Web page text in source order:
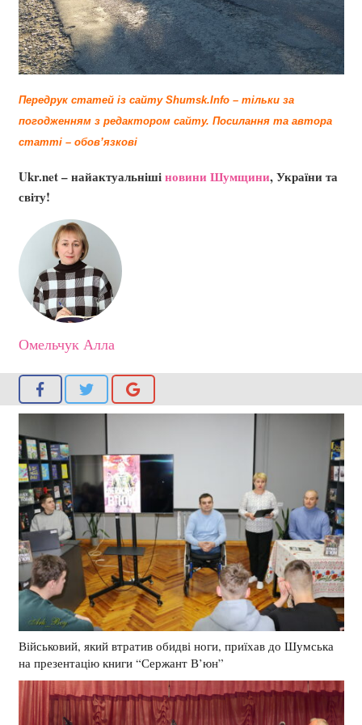
Передрук статей із сайту Shumsk.Info – тільки за
погодженням з редактором сайту. Посилання та автора
статті – обов’язкові
Ukr.net – найактуальнішіновини Шумщини, України та
світу!
Омельчук Алла
Військовий, який втратив обидві ноги, приїхав до Шумська
на презентацію книги “Сержант В’юн”